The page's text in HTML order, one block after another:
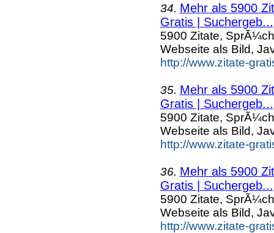
34. Mehr als 5900
Gratis | Suchergeb...
5900 Zitate,
Webseite als Bild,
http://www.zitate-
35. Mehr als 5900
Gratis | Suchergeb...
5900 Zitate,
Webseite als Bild,
http://www.zitate-
36. Mehr als 5900
Gratis | Suchergeb...
5900 Zitate,
Webseite als Bild,
http://www.zitate-